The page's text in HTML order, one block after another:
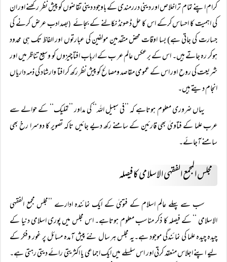
کرام اپنے تمام تر اخلاص اور دینی دررمندی کے باوجود دینی تقاضوں کو پیش نظر رکھنے اور ان
کی اہمیت کا احساس کرکے اس کا حل ڈھونڈ نکالنے کے بجائے (بصد ادب عرض کرنے کی
جسارت کی جاتی ہے) بسا اوقات محض متقدمین مولفین کی عبارتوں اور الفاظ تک ہی محدود
ہوکر رہ جاتے ہیں۔ اس کے برعکس عالم عر ب کے ارباب افتا چیزوں کو وسیع تناظر میں اور
شریعت کی روح اور اس کے عمومی مقاصد ومصالح کو پیش نظر رکھ کر افتا وارشاد کی ذمہ داریاں
انجام دیتے ہیں۔
یہاں ضروری معلوم ہوتاہے کہ ’’فی سبیل اللہ‘‘ کی مداور ’’تملیک‘‘ کے حوالے سے
عرب علما کے فتاویٰ بھی قارئین کے سامنے رکھ دیے جائیں تاکہ تصویر کا دوسرا رخ بھی
سامنے آجائے۔
مجلس المجمع الفقہی الاسلامی کا فیصلہ
سب سے پہلے عالم اسلام کے فتویٰ کے ایک نمائندہ ادارے ’’مجلس مجمع الفقہی
الاسلامی ‘‘ کے فیصلہ کا ذکر مناسب معلوم ہوتاہے۔ اس مجلس میں پوری اسلامی دنیا کے
چیدہ چیدہ علما کی نمائندگی موجود ہے۔یہ مجلس ہر سال نئے پیش آمدہ مسائل پر غور وفکر کے
لیے اپنے اجلاس منعقد کرتی اور اس سلسلے میں ایک اجماعی یا اکثریتی رائے دیتی رہتی ہے۔